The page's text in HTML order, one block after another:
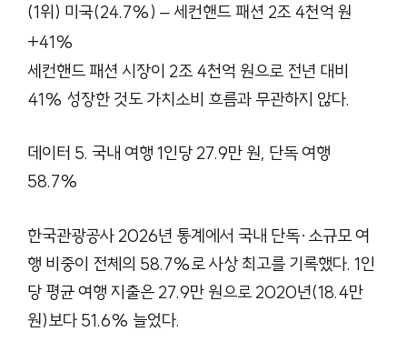
(1위) 미국(24.7%) – 세컨핸드 패션 2조 4천억 원
+41%
세컨핸드 패션 시장이 2조 4천억 원으로 전년 대비
41% 성장한 것도 가치소비 흐름과 무관하지 않다.
데이터 5. 국내 여행 1인당 27.9만 원, 단독 여행
58.7%
한국관광공사 2026년 통계에서 국내 단독·소규모 여
행 비중이 전체의 58.7%로 사상 최고를 기록했다. 1인
당 평균 여행 지출은 27.9만 원으로 2020년(18.4만
원)보다 51.6% 늘었다.